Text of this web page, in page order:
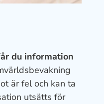
du information
är fel och kan ta
utsätts för